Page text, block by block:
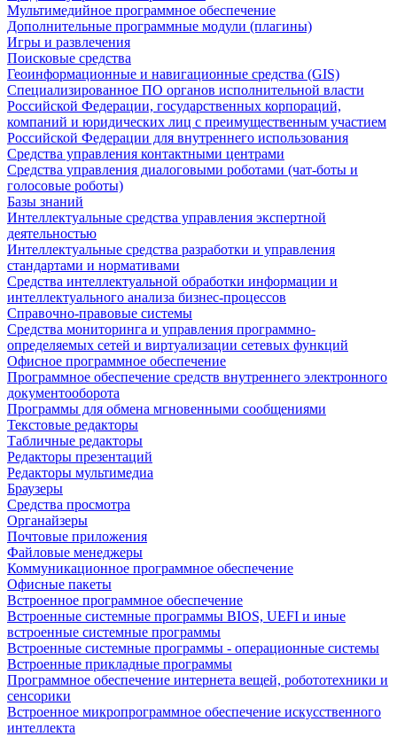
Мультимедийное программное обеспечение
Дополнительные программные модули (плагины)
Игры и развлечения
Поисковые средства
Геоинформационные и навигационные средства (GIS)
Специализированное ПО органов исполнительной власти
Российской Федерации, государственных корпораций,
компаний и юридических лиц с преимущественным участием
Российской Федерации для внутреннего использования
Средства управления контактными центрами
Средства управления диалоговыми роботами (чат-боты и
голосовые роботы)
Базы знаний
Интеллектуальные средства управления экспертной
деятельностью
Интеллектуальные средства разработки и управления
стандартами и нормативами
Средства интеллектуальной обработки информации и
интеллектуального анализа бизнес-процессов
Справочно-правовые системы
Средства мониторинга и управления программно-
определяемых сетей и виртуализации сетевых функций
Офисное программное обеспечение
Программное обеспечение средств внутреннего электронного
документооборота
Программы для обмена мгновенными сообщениями
Текстовые редакторы
Табличные редакторы
Редакторы презентаций
Редакторы мультимедиа
Браузеры
Средства просмотра
Органайзеры
Почтовые приложения
Файловые менеджеры
Коммуникационное программное обеспечение
Офисные пакеты
Встроенное программное обеспечение
Встроенные системные программы BIOS, UEFI и иные
встроенные системные программы
Встроенные системные программы - операционные системы
Встроенные прикладные программы
Программное обеспечение интернета вещей, робототехники и
сенсорики
Встроенное микропрограммное обеспечение искусственного
интеллекта